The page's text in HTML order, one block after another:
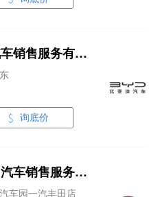
服务有限公司
询底价
售服务有限公司
车园一汽丰田店